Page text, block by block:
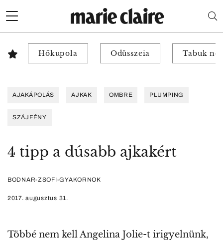
Hőkupola Odüsszeia Tabuk
AJAKÁPOLÁS AJKAK OMBRE PLUMPING
SZÁJFÉNY
4 tipp a dúsabb ajkakért
BODNAR-ZSOFI-GYAKORNOK
2017. augusztus 31.
Többé nem kell Angelina Jolie-t irigyelnünk,